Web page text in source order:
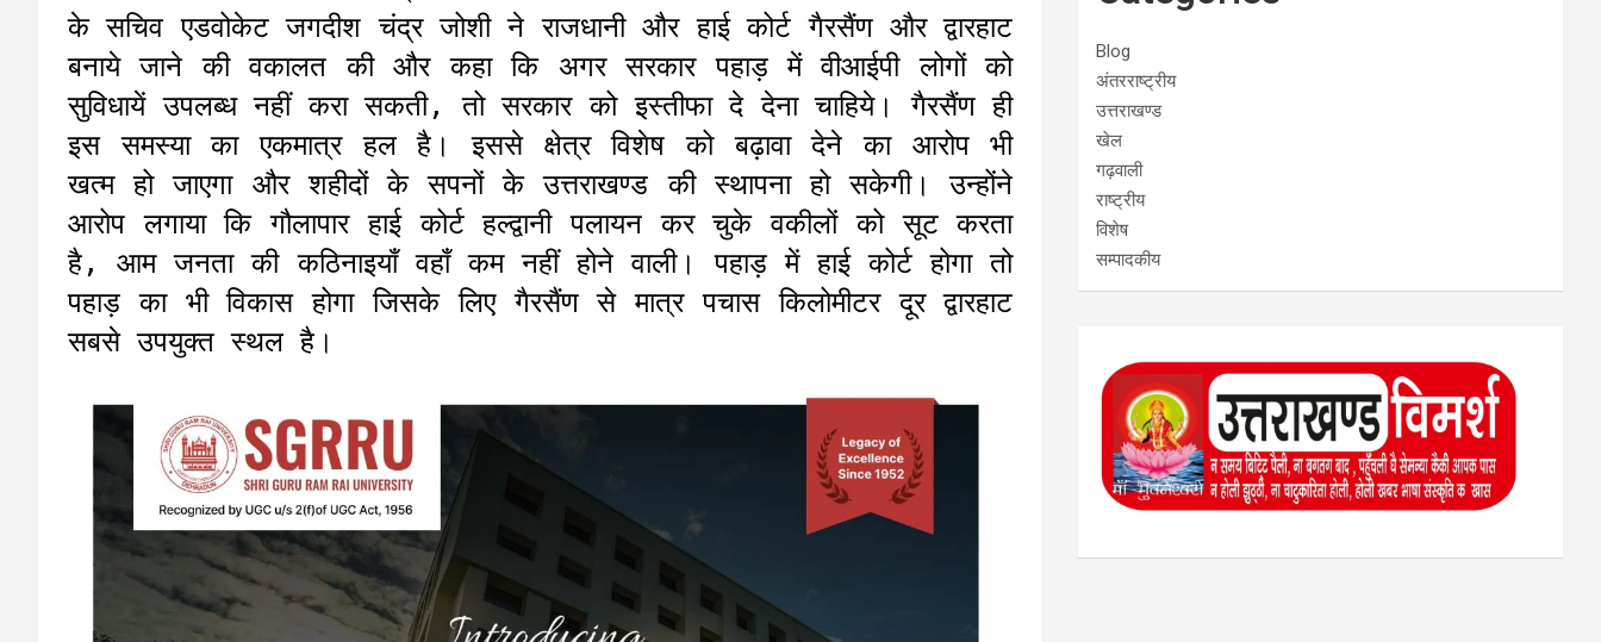
के सचिव एडवोकेट जगदीश चंद्र जोशी ने राजधानी और हाई कोर्ट गैरसैंण और द्वारहाट
बनाये जाने की वकालत की और कहा कि अगर सरकार पहाड़ में वीआईपी लोगों को
सुविधायें उपलब्ध नहीं करा सकती, तो सरकार को इस्तीफा दे देना चाहिये। गैरसैंण ही
इस समस्या का एकमात्र हल है। इससे क्षेत्र विशेष को बढ़ावा देने का आरोप भी
खत्म हो जाएगा और शहीदों के सपनों के उत्तराखण्ड की स्थापना हो सकेगी। उन्होंने
आरोप लगाया कि गौलापार हाई कोर्ट हल्द्वानी पलायन कर चुके वकीलों को सूट करता
है, आम जनता की कठिनाइयाँ वहाँ कम नहीं होने वाली। पहाड़ में हाई कोर्ट होगा तो
पहाड़ का भी विकास होगा जिसके लिए गैरसैंण से मात्र पचास किलोमीटर दूर द्वारहाट
सबसे उपयुक्त स्थल है।
Blog
अंतरराष्ट्रीय
उत्तराखण्ड
खेल
गढ़वाली
राष्ट्रीय
विशेष
सम्पादकीय